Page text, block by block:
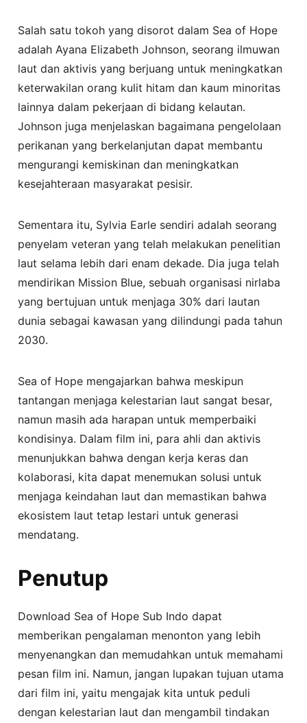
Salah satu tokoh yang disorot dalam Sea of Hope
adalah Ayana Elizabeth Johnson, seorang ilmuwan
laut dan aktivis yang berjuang untuk meningkatkan
keterwakilan orang kulit hitam dan kaum minoritas
lainnya dalam pekerjaan di bidang kelautan.
Johnson juga menjelaskan bagaimana pengelolaan
perikanan yang berkelanjutan dapat membantu
mengurangi kemiskinan dan meningkatkan
kesejahteraan masyarakat pesisir.
Sementara itu, Sylvia Earle sendiri adalah seorang
penyelam veteran yang telah melakukan penelitian
laut selama lebih dari enam dekade. Dia juga telah
mendirikan Mission Blue, sebuah organisasi nirlaba
yang bertujuan untuk menjaga 30% dari lautan
dunia sebagai kawasan yang dilindungi pada tahun
2030.
Sea of Hope mengajarkan bahwa meskipun
tantangan menjaga kelestarian laut sangat besar,
namun masih ada harapan untuk memperbaiki
kondisinya. Dalam film ini, para ahli dan aktivis
menunjukkan bahwa dengan kerja keras dan
kolaborasi, kita dapat menemukan solusi untuk
menjaga keindahan laut dan memastikan bahwa
ekosistem laut tetap lestari untuk generasi
mendatang.
Penutup
Download Sea of Hope Sub Indo dapat
memberikan pengalaman menonton yang lebih
menyenangkan dan memudahkan untuk memahami
pesan film ini. Namun, jangan lupakan tujuan utama
dari film ini, yaitu mengajak kita untuk peduli
dengan kelestarian laut dan mengambil tindakan